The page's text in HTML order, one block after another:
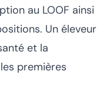
au LOOF ainsi
Un éleveur
et la
premières